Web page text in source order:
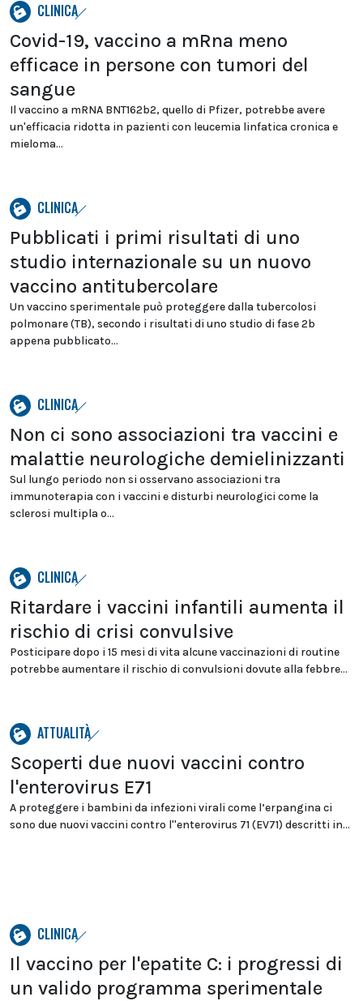
CLINICA
Covid-19, vaccino a mRna meno
efficace in persone con tumori del
sangue
Il vaccino a mRNA BNT162b2, quello di Pfizer, potrebbe avere
un'efficacia ridotta in pazienti con leucemia linfatica cronica e
mieloma...
CLINICA
Pubblicati i primi risultati di uno
studio internazionale su un nuovo
vaccino antitubercolare
Un vaccino sperimentale può proteggere dalla tubercolosi
polmonare (TB), secondo i risultati di uno studio di fase 2b
appena pubblicato...
CLINICA
Non ci sono associazioni tra vaccini e
malattie neurologiche demielinizzanti
Sul lungo periodo non si osservano associazioni tra
immunoterapia con i vaccini e disturbi neurologici come la
sclerosi multipla o...
CLINICA
Ritardare i vaccini infantili aumenta il
rischio di crisi convulsive
Posticipare dopo i 15 mesi di vita alcune vaccinazioni di routine
potrebbe aumentare il rischio di convulsioni dovute alla febbre...
ATTUALITÀ
Scoperti due nuovi vaccini contro
l'enterovirus E71
A proteggere i bambini da infezioni virali come l’erpangina ci
sono due nuovi vaccini contro l''enterovirus 71 (EV71) descritti in...
CLINICA
Il vaccino per l'epatite C: i progressi di
un valido programma sperimentale